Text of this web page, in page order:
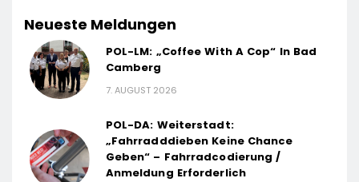
Neueste Meldungen
POL-LM: „Coffee With A Cop“ In Bad
Camberg
7. AUGUST 2026
POL-DA: Weiterstadt:
„Fahrradddieben Keine Chance
Geben“ – Fahrradcodierung /
Anmeldung Erforderlich